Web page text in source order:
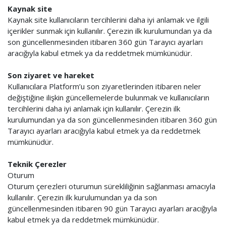
Kaynak site
Kaynak site kullanıcıların tercihlerini daha iyi anlamak ve ilgili
içerikler sunmak için kullanılır. Çerezin ilk kurulumundan ya da
son güncellenmesinden itibaren 360 gün Tarayıcı ayarları
aracığıyla kabul etmek ya da reddetmek mümkünüdür.
Son ziyaret ve hareket
Kullanıcılara Platform’u son ziyaretlerinden itibaren neler
değiştiğine ilişkin güncellemelerde bulunmak ve kullanıcıların
tercihlerini daha iyi anlamak için kullanılır. Çerezin ilk
kurulumundan ya da son güncellenmesinden itibaren 360 gün
Tarayıcı ayarları aracığıyla kabul etmek ya da reddetmek
mümkünüdür.
Teknik Çerezler
Oturum
Oturum çerezleri oturumun sürekliliğinin sağlanması amacıyla
kullanılır. Çerezin ilk kurulumundan ya da son
güncellenmesinden itibaren 90 gün Tarayıcı ayarları aracığıyla
kabul etmek ya da reddetmek mümkünüdür.